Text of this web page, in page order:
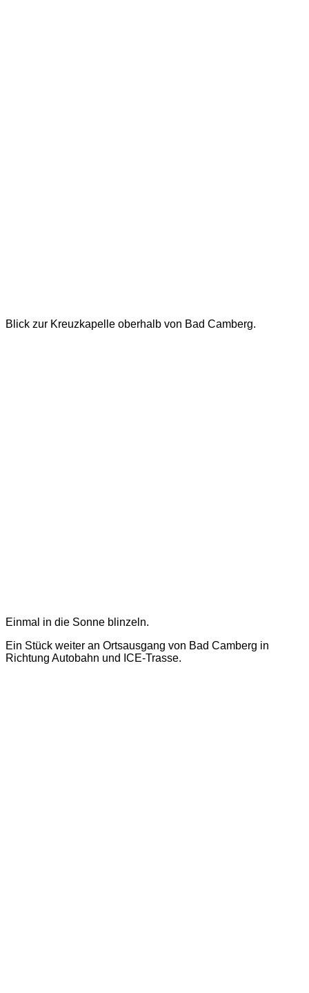
Blick zur Kreuzkapelle oberhalb von Bad Camberg.
Einmal in die Sonne blinzeln.
Ein Stück weiter an Ortsausgang von Bad Camberg in
Richtung Autobahn und ICE-Trasse.